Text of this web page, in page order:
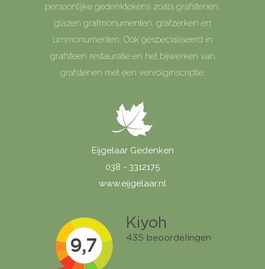
persoonlijke gedenktekens zoals grafstenen,
glazen grafmonumenten, grafzerken en
urnmonumenten. Ook gespecialiseerd in
grafsteen restauratie en het bijwerken van
grafstenen met een vervolginscriptie.
Eijgelaar Gedenken
038 - 3312175
www.eijgelaar.nl